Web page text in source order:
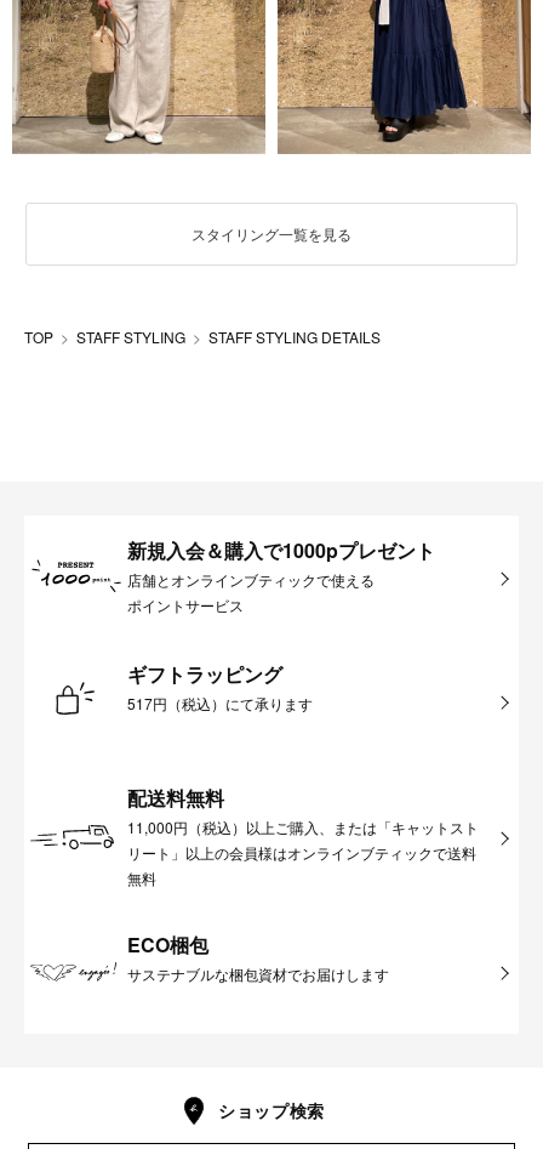
スタイリング一覧を見る
TOP STAFF STYLING STAFF STYLING DETAILS
新規入会＆購入で1000pプレゼント
店舗とオンラインブティックで使える
ポイントサービス
ギフトラッピング
517円（税込）にて承ります
配送料無料
11,000円（税込）以上ご購入、または「キャットスト
リート」以上の会員様はオンラインブティックで送料
無料
ECO梱包
サステナブルな梱包資材でお届けします
ショップ検索